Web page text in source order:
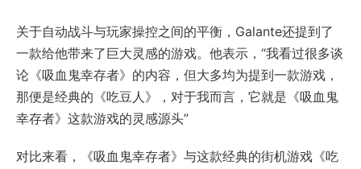
关于自动战斗与玩家操控之间的平衡，Galante还提到了
一款给他带来了巨大灵感的游戏。他表示，“我看过很多谈
论《吸血鬼幸存者》的内容，但大多均为提到一款游戏，
那便是经典的《吃豆人》，对于我而言，它就是《吸血鬼
幸存者》这款游戏的灵感源头”
对比来看，《吸血鬼幸存者》与这款经典的街机游戏《吃